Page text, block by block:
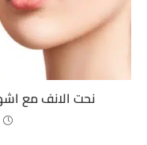
نحت الانف مع